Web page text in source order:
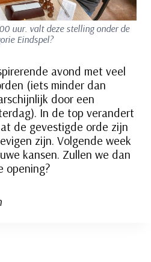
uur. valt deze stelling onder de
Eindspel?
avond met veel
(iets minder dan
door een
In de top verandert
de gevestigde orde zijn
zijn. Volgende week
kansen. Zullen we dan
opening?